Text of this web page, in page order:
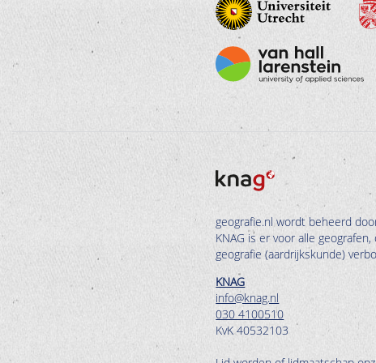
geografie.nl wordt beheerd
KNAG is er voor alle
geografie (aardrijkskunde)
KNAG
info@knag.nl
030 4100510
KvK 40532103